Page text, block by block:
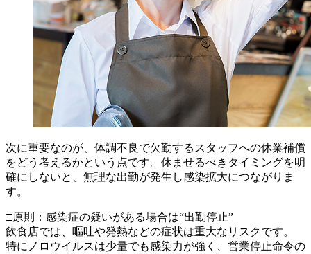
次に重要なのが、体調不良で欠勤するスタッフへの休業補償
をどう考えるかという点です。休ませるべきタイミングを明
確にしないと、無理な出勤が発生し感染拡大につながりま
す。
□原則：感染症の疑いがある場合は“出勤停止”
飲食店では、嘔吐や発熱などの症状は重大なリスクです。
特にノロウイルスは少量でも感染力が強く、営業停止命令の